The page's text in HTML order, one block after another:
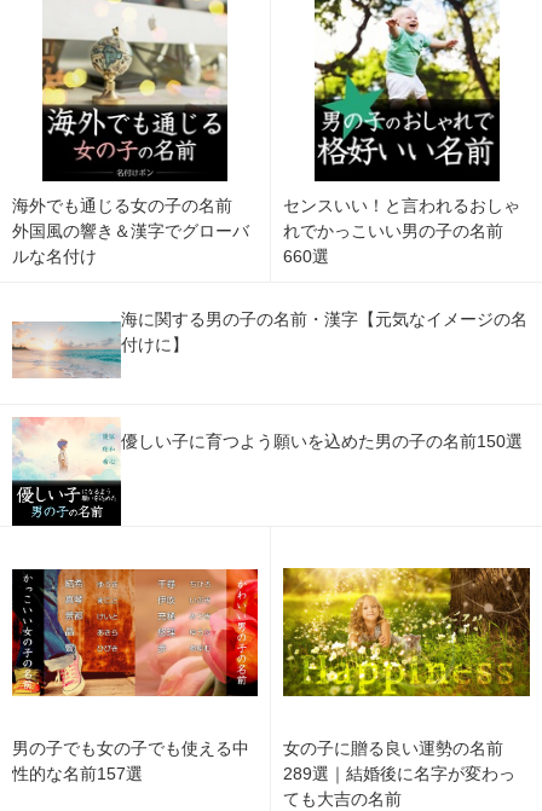
海外でも通じる女の子の名前
外国風の響き＆漢字でグローバ
ルな名付け
センスいい！と言われるおしゃ
れでかっこいい男の子の名前
660選
海に関する男の子の名前・漢字【元気なイメージの名
付けに】
優しい子に育つよう願いを込めた男の子の名前150選
男の子でも女の子でも使える中
性的な名前157選
女の子に贈る良い運勢の名前
289選｜結婚後に名字が変わっ
ても大吉の名前